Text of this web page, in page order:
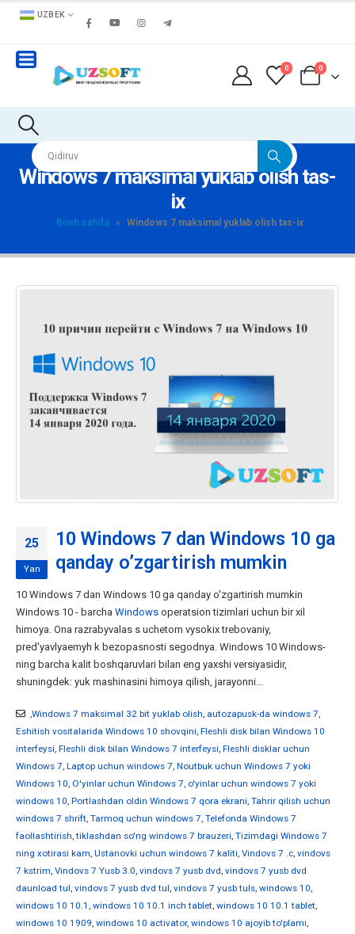
UZBEK
0 0
Windows 7 maksimal yuklab olish tas-
ix
Bosh sahifa » Windows 7 maksimal yuklab olish tas-ix
25
Yan
10 Windows 7 dan Windows 10 ga
qanday o’zgartirish mumkin
10 Windows 7 dan Windows 10 ga qanday o'zgartirish mumkin
Windows 10 - barcha Windows operatsion tizimlari uchun bir xil
himoya. Ona razrabyvalas s uchetom vysokix trebovaniy,
pred'yavlyaemyh k bezopasnosti segodnya. Windows 10 Windows-
ning barcha kalit boshqaruvlari bilan eng yaxshi versiyasidir,
shuningdek: yuk mashinasini himoya qilish, jarayonni...
,Windows 7 maksimal 32 bit yuklab olish, autozapusk-da windows 7,
Eshitish vositalarida Windows 10 shovqini, Fleshli disk bilan Windows 10
interfeysi, Fleshli disk bilan Windows 7 interfeysi, Fleshli disklar uchun
Windows 7, Laptop uchun windows 7, Noutbuk uchun Windows 7 yoki
Windows 10, O'yinlar uchun Windows 7, o'yinlar uchun windows 7 yoki
windows 10, Portlashdan oldin Windows 7 qora ekrani, Tahrir qilish uchun
windows 7 shrift, Tarmoq uchun windows 7, Telefonda Windows 7
faollashtirish,tiklashdan so'ng windows 7 brauzeri, Tizimdagi Windows 7
ning xotirasi kam, Ustanovki uchun windows 7 kaliti, Vindovs 7 .c, vindovs
7 kstrim, Vindovs 7 Yusb 3.0, vindovs 7 yusb dvd, vindovs 7 yusb dvd
daunload tul, vindovs 7 yusb dvd tul, vindovs 7 yusb tuls, windows 10,
windows 10 10.1 , windows 10 10.1 inch tablet, windows 10 10.1 tablet,
windows 10 1909, windows 10 activator, windows 10 ajoyib to'plami,